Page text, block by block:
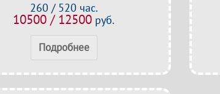
260 / 520 час.
10500 / 12500 руб.
Подробнее